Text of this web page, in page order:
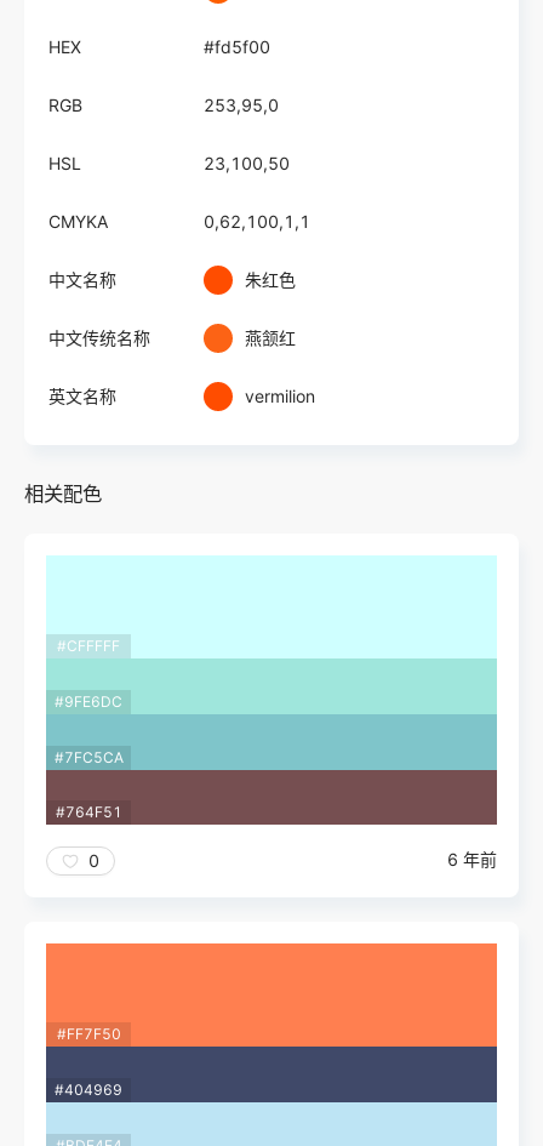
HEX #fd5f00
RGB 253,95,0
HSL 23,100,50
CMYKA 0,62,100,1,1
中文名称 朱红色
中文传统名称 燕颔红
英文名称 vermilion
相关配色
#CFFFFF
#9FE6DC
#7FC5CA
#764F51
0 6 年前
#FF7F50
#404969